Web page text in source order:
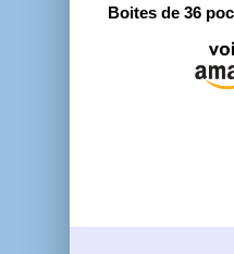
Boites de 36